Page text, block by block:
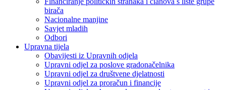
birača
Nacionalne manjine
Savjet mladih
Odbori
Upravna tijela
Obavijesti iz Upravnih odjela
Upravni odjel za poslove gradonačelnika
Upravni odjel za društvene djelatnosti
Upravni odjel za proračun i financije